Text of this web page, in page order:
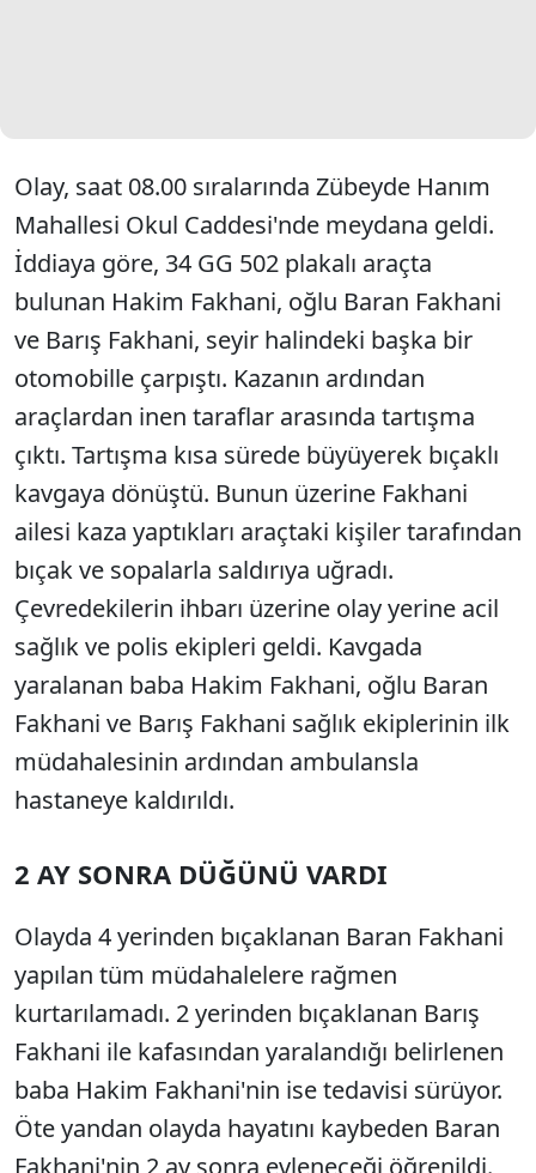
Olay, saat 08.00 sıralarında Zübeyde Hanım
Mahallesi Okul Caddesi'nde meydana geldi.
İddiaya göre, 34 GG 502 plakalı araçta
bulunan Hakim Fakhani, oğlu Baran Fakhani
ve Barış Fakhani, seyir halindeki başka bir
otomobille çarpıştı. Kazanın ardından
araçlardan inen taraflar arasında tartışma
çıktı. Tartışma kısa sürede büyüyerek bıçaklı
kavgaya dönüştü. Bunun üzerine Fakhani
ailesi kaza yaptıkları araçtaki kişiler tarafından
bıçak ve sopalarla saldırıya uğradı.
Çevredekilerin ihbarı üzerine olay yerine acil
sağlık ve polis ekipleri geldi. Kavgada
yaralanan baba Hakim Fakhani, oğlu Baran
Fakhani ve Barış Fakhani sağlık ekiplerinin ilk
müdahalesinin ardından ambulansla
hastaneye kaldırıldı.
2 AY SONRA DÜĞÜNÜ VARDI
Olayda 4 yerinden bıçaklanan Baran Fakhani
yapılan tüm müdahalelere rağmen
kurtarılamadı. 2 yerinden bıçaklanan Barış
Fakhani ile kafasından yaralandığı belirlenen
baba Hakim Fakhani'nin ise tedavisi sürüyor.
Öte yandan olayda hayatını kaybeden Baran
Fakhani'nin 2 ay sonra evleneceği öğrenildi.